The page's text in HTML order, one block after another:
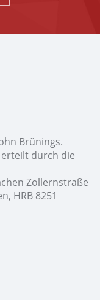
Brünings.
erteilt durch die
Zollernstraße
HRB 8251